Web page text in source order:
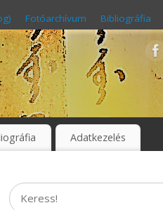
Fotóarchívum Bibliográfia
Adatkezelés